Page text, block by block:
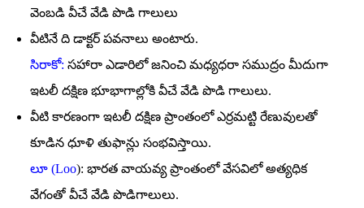
వెంబడి వీచే వేడి పొడి గాలులు
వీటినే ది డాక్టర్‌ పవనాలు అంటారు.
సిరాకో: సహారా ఎడారిలో జనించి మధ్యధరా సముద్రం మీదుగా
ఇటలీ దక్షిణ భూభాగాల్లోకి వీచే వేడి పొడి గాలులు.
వీటి కారణంగా ఇటలీ దక్షిణ ప్రాంతంలో ఎర్రమట్టి రేణువులతో
కూడిన ధూళి తుఫాన్లు సంభవిస్తాయి.
లూ (Loo): భారత వాయవ్య ప్రాంతంలో వేసవిలో అత్యధిక
వేగంతో వీచే వేడి పొడిగాలులు.